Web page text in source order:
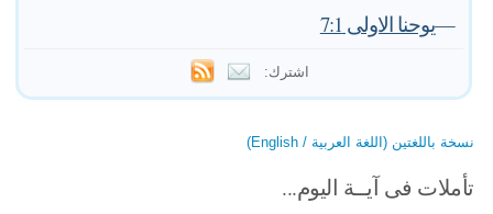
—يوحنا الاولى 7:1
اشترك:
نسخة باللغتين (اللغة العربية / English)
تأملات فى آيــة اليوم...